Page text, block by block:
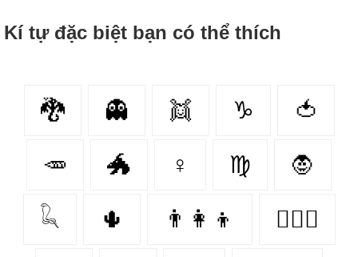
Kí tự đặc biệt bạn có thể thích
🐉 👻 👯‍ ♑ 🍅
🥕 🐲 ♀ ♍ 🧛
𓆗 🌵 👨‍👩‍👦 👩‍❤️‍👨